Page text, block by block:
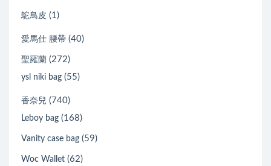
鴕鳥皮 (1)
愛馬仕 腰帶 (40)
聖羅蘭 (272)
ysl niki bag (55)
香奈兒 (740)
Leboy bag (168)
Vanity case bag (59)
Woc Wallet (62)